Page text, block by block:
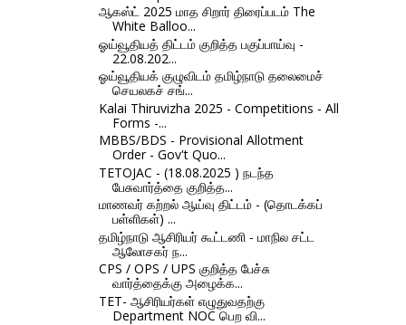
ஆகஸ்ட் 2025 மாத சிறார் திரைப்படம் The
White Balloo...
ஓய்வூதியத் திட்டம் குறித்த பகுப்பாய்வு -
22.08.202...
ஓய்வூதியக் குழுவிடம் தமிழ்நாடு தலைமைச்
செயலகச் சங்...
Kalai Thiruvizha 2025 - Competitions - All
Forms -...
MBBS/BDS - Provisional Allotment
Order - Gov't Quo...
TETOJAC - (18.08.2025 ) நடந்த
பேசுவார்த்தை குறித்த...
மாணவர் கற்றல் ஆய்வு திட்டம் - (தொடக்கப்
பள்ளிகள்) ...
தமிழ்நாடு ஆசிரியர் கூட்டணி - மாநில சட்ட
ஆலோசகர் ந...
CPS / OPS / UPS குறித்த பேச்சு
வார்த்தைக்கு அழைக்க...
TET- ஆசிரியர்கள் எழுதுவதற்கு
Department NOC பெற வி...